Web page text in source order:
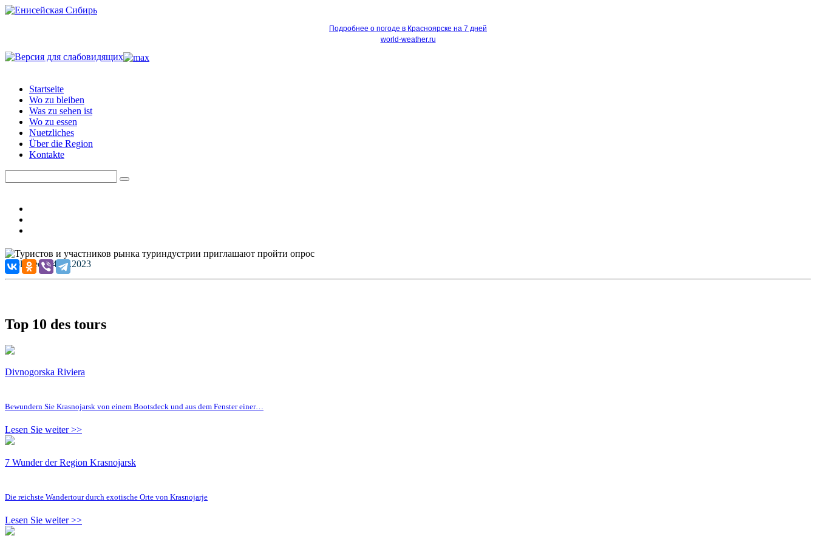
Подробнее о погоде в Красноярске на 7 дней
world-weather.ru
Startseite
Wo zu bleiben
Was zu sehen ist
Wo zu essen
Nuetzliches
Über die Region
Kontakte
Published: 14.06.2023
Top 10 des tours
Divnogorska Riviera
Bewundern Sie Krasnojarsk von einem Bootsdeck und aus dem Fenster einer…
Lesen Sie weiter >>
7 Wunder der Region Krasnojarsk
Die reichste Wandertour durch exotische Orte von Krasnojarje
Lesen Sie weiter >>